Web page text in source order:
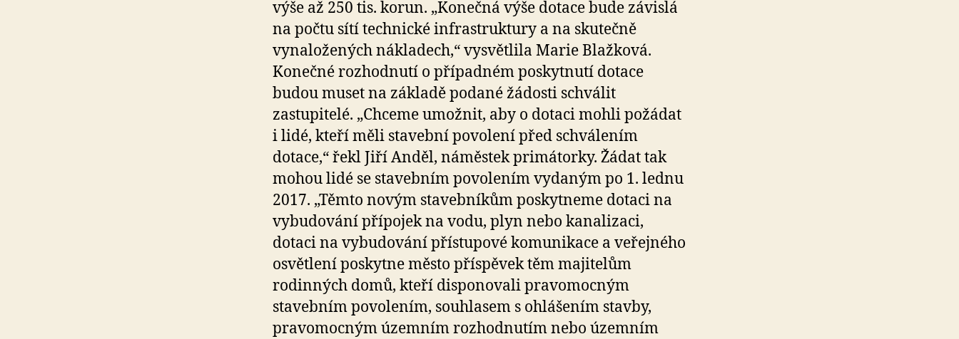
výše až 250 tis. korun. „Konečná výše dotace bude závislá
na počtu sítí technické infrastruktury a na skutečně
vynaložených nákladech,“ vysvětlila Marie Blažková.
Konečné rozhodnutí o případném poskytnutí dotace
budou muset na základě podané žádosti schválit
zastupitelé. „Chceme umožnit, aby o dotaci mohli požádat
i lidé, kteří měli stavební povolení před schválením
dotace,“ řekl Jiří Anděl, náměstek primátorky. Žádat tak
mohou lidé se stavebním povolením vydaným po 1. lednu
2017. „Těmto novým stavebníkům poskytneme dotaci na
vybudování přípojek na vodu, plyn nebo kanalizaci,
dotaci na vybudování přístupové komunikace a veřejného
osvětlení poskytne město příspěvek těm majitelům
rodinných domů, kteří disponovali pravomocným
stavebním povolením, souhlasem s ohlášením stavby,
pravomocným územním rozhodnutím nebo územním